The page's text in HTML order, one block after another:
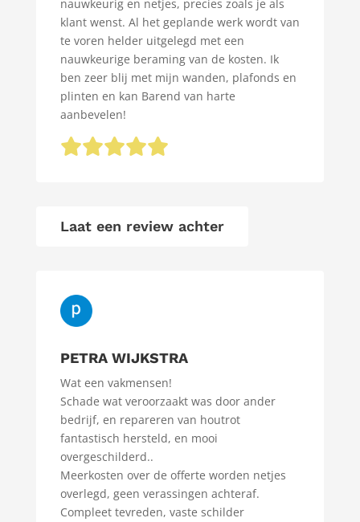
nauwkeurig en netjes, precies zoals je als
klant wenst. Al het geplande werk wordt van
te voren helder uitgelegd met een
nauwkeurige beraming van de kosten. Ik
ben zeer blij met mijn wanden, plafonds en
plinten en kan Barend van harte
aanbevelen!
Laat een review achter
PETRA WIJKSTRA
Wat een vakmensen!
Schade wat veroorzaakt was door ander
bedrijf, en repareren van houtrot
fantastisch hersteld, en mooi
overgeschilderd..
Meerkosten over de offerte worden netjes
overlegd, geen verassingen achteraf.
Compleet tevreden, vaste schilder